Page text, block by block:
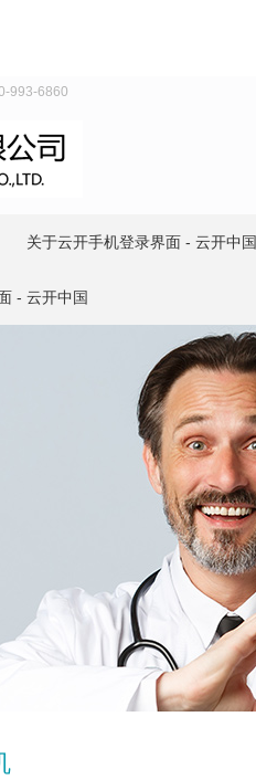
993-6860
关于云开手机登录界面 - 云开中国
- 云开中国